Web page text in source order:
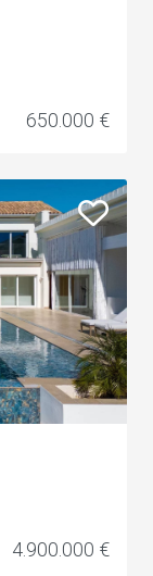
650.000 €
4.900.000 €